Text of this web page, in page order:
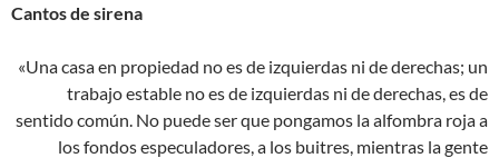
Cantos de sirena
«Una casa en propiedad no es de izquierdas ni de derechas; un
trabajo estable no es de izquierdas ni de derechas, es de
sentido común. No puede ser que pongamos la alfombra roja a
los fondos especuladores, a los buitres, mientras la gente